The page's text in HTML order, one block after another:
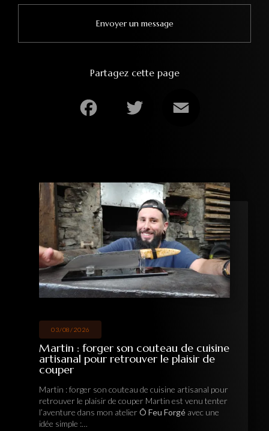
Envoyer un message
Partagez cette page
03/08/2026
Martin : forger son couteau de cuisine
artisanal pour retrouver le plaisir de
couper
Martin : forger son couteau de cuisine artisanal pour
retrouver le plaisir de couper Martin est venu tenter
l’aventure dans mon atelierÔ Feu Forgé avec une
idée simple :…